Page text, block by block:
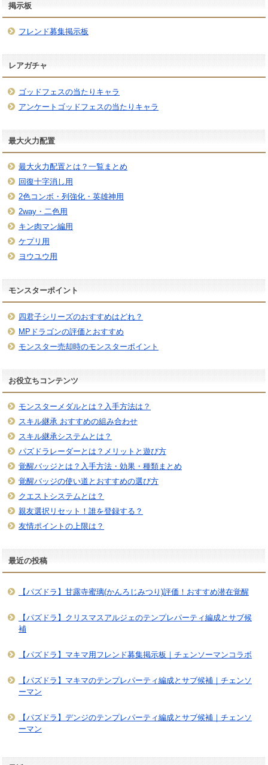
掲示板
フレンド募集掲示板
レアガチャ
ゴッドフェスの当たりキャラ
アンケートゴッドフェスの当たりキャラ
最大火力配置
最大火力配置とは？一覧まとめ
回復十字消し用
2色コンボ・列強化・英雄神用
2way・二色用
キン肉マン編用
ケプリ用
ヨウユウ用
モンスターポイント
四君子シリーズのおすすめはどれ？
MPドラゴンの評価とおすすめ
モンスター売却時のモンスターポイント
お役立ちコンテンツ
モンスターメダルとは？入手方法は？
スキル継承 おすすめの組み合わせ
スキル継承システムとは？
パズドラレーダーとは？メリットと遊び方
覚醒バッジとは？入手方法・効果・種類まとめ
覚醒バッジの使い道とおすすめの選び方
クエストシステムとは？
親友選択リセット！誰を登録する？
友情ポイントの上限は？
最近の投稿
【パズドラ】甘露寺蜜璃(かんろじみつり)評価！おすすめ潜在覚醒
【パズドラ】クリスマスアルジェのテンプレパーティ編成とサブ候
補
【パズドラ】マキマ用フレンド募集掲示板｜チェンソーマンコラボ
【パズドラ】マキマのテンプレパーティ編成とサブ候補｜チェンソ
ーマン
【パズドラ】デンジのテンプレパーティ編成とサブ候補｜チェンソ
ーマン